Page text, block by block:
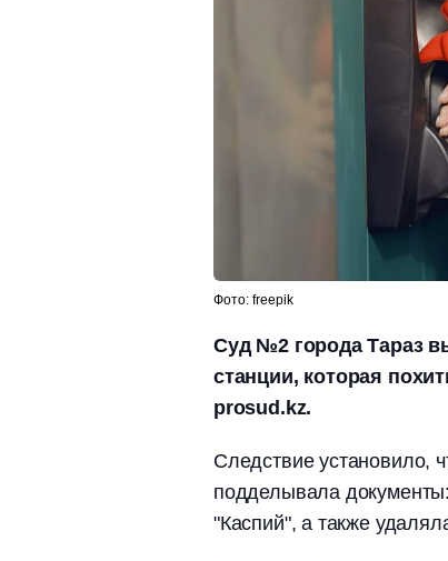
Фото: freepik
Суд №2 города Тараз
станции, которая
prosud.kz.
Следствие установило,
подделывала
"Каспий", а также